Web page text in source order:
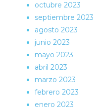
octubre 2023
septiembre 2023
agosto 2023
junio 2023
mayo 2023
abril 2023
marzo 2023
febrero 2023
enero 2023